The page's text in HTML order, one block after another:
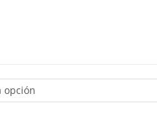
opción